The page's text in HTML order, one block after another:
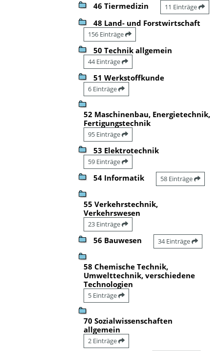
46 Tiermedizin 11 Einträge
48 Land- und Forstwirtschaft
156 Einträge
50 Technik allgemein
44 Einträge
51 Werkstoffkunde
6 Einträge
52 Maschinenbau, Energietechnik,
Fertigungstechnik
95 Einträge
53 Elektrotechnik
59 Einträge
54 Informatik 58 Einträge
55 Verkehrstechnik,
Verkehrswesen
23 Einträge
56 Bauwesen 34 Einträge
58 Chemische Technik,
Umwelttechnik, verschiedene
Technologien
5 Einträge
70 Sozialwissenschaften
allgemein
2 Einträge